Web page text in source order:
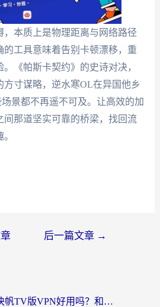
，本质上是物理距离与网络路径
的工具意味着告别卡顿漂移，重
《帕斯卡契约》的史诗对决，
方寸谋略，逆水寒OL在异国他乡
景都不再遥不可及。让高效的加
间那道坚实可靠的桥梁，找回流
后一篇文章 →
海外党必看：快帆TV版VPN好用吗？和快游VPN对比哪个回国效果更好？附实用避坑指南